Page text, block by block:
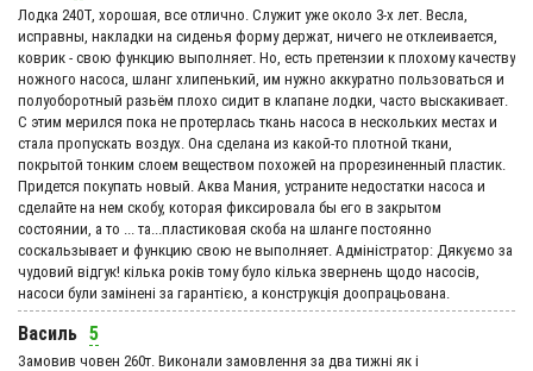
Лодка 240Т, хорошая, все отлично. Служит уже около 3-х лет. Весла,
исправны, накладки на сиденья форму держат, ничего не отклеивается,
коврик - свою функцию выполняет. Но, есть претензии к плохому качеству
ножного насоса, шланг хлипенький, им нужно аккуратно пользоваться и
полуоборотный разьём плохо сидит в клапане лодки, часто выскакивает.
С этим мерился пока не протерлась ткань насоса в нескольких местах и
стала пропускать воздух. Она сделана из какой-то плотной ткани,
покрытой тонким слоем веществом похожей на прорезиненный пластик.
Придется покупать новый. Аква Мания, устраните недостатки насоса и
сделайте на нем скобу, которая фиксировала бы его в закрытом
состоянии, а то ... та...пластиковая скоба на шланге постоянно
соскальзывает и функцию свою не выполняет. Адмiнiстратор: Дякуємо за
чудовий вiдгук! кілька років тому було кілька звернень щодо насосів,
насоси були замінені за гарантією, а конструкція доопрацьована.
Василь 5
Замовив човен 260т. Виконали замовлення за два тижні як і